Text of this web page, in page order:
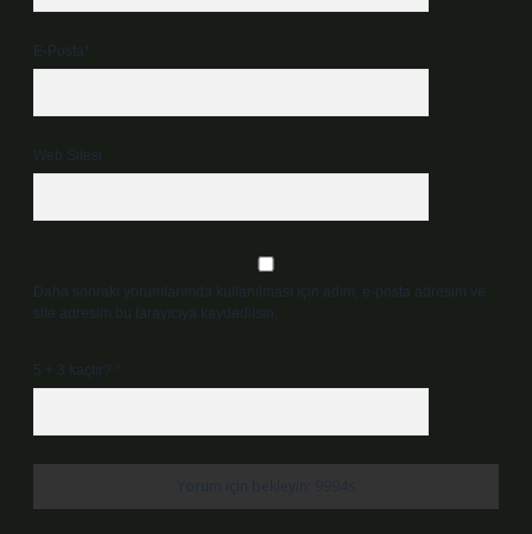
E-Posta*
Web Sitesi
Daha sonraki yorumlarımda kullanılması için adım, e-posta adresim ve
site adresim bu tarayıcıya kaydedilsin.
5 + 3 kaçtır? *